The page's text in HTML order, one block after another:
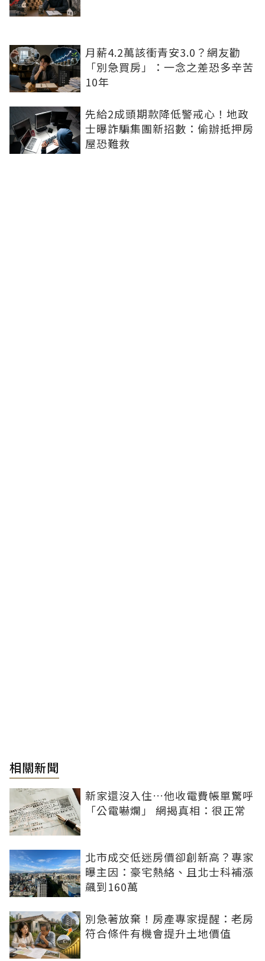
月薪4.2萬該衝青安3.0？網友勸
「別急買房」：一念之差恐多辛苦
10年
先給2成頭期款降低警戒心！地政
士曝詐騙集團新招數：偷辦抵押房
屋恐難救
相關新聞
新家還沒入住…他收電費帳單驚呼
「公電嚇爛」 網揭真相：很正常
北市成交低迷房價卻創新高？專家
曝主因：豪宅熱絡、且北士科補漲
飆到160萬
別急著放棄！房產專家提醒：老房
符合條件有機會提升土地價值